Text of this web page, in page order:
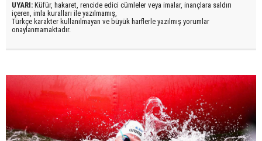
UYARI: Küfür, hakaret, rencide edici cümleler veya imalar, inançlara saldırı
içeren, imla kuralları ile yazılmamış,
Türkçe karakter kullanılmayan ve büyük harflerle yazılmış yorumlar
onaylanmamaktadır.